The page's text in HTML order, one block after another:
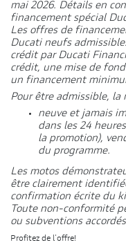
mai 2026. Détails en
financement spécial
Les offres de
Ducati neufs
crédit par Ducati
crédit, une mise de
un financement
Pour être admissible, la
neuve et jamais
dans les 24
la promotion),
du programme.
Les motos
être clairement
confirmation écrite du
Toute non-conformité
ou subventions
Profitez de l'offre!